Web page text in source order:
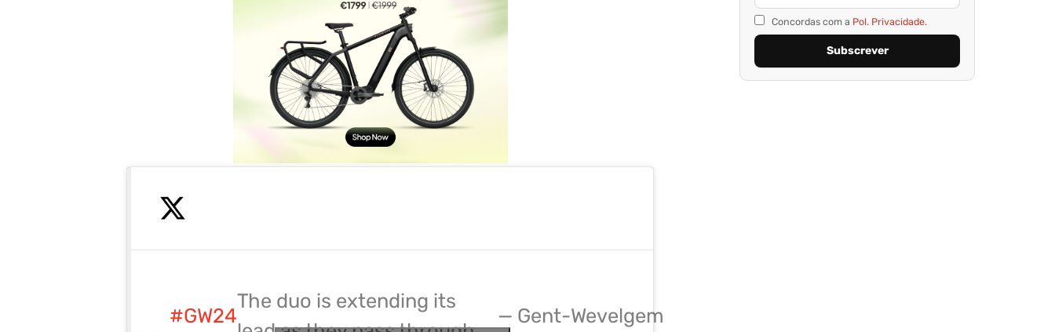
#GW24
The duo is extending its
— Gent-Wevelgem
Concordas com a Pol. Privacidade.